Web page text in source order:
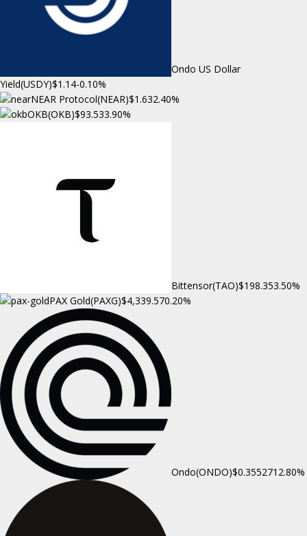
Ondo US Dollar
Yield(USDY)$1.14-0.10%
NEAR Protocol(NEAR)$1.632.40%
OKB(OKB)$93.533.90%
Bittensor(TAO)$198.353.50%
PAX Gold(PAXG)$4,339.570.20%
Ondo(ONDO)$0.355271 2.80%